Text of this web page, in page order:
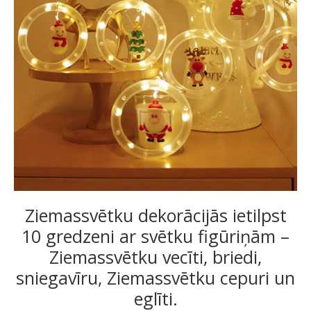
Ziemassvētku dekorācijās ietilpst
10 gredzeni ar svētku figūriņām –
Ziemassvētku vecīti, briedi,
sniegavīru, Ziemassvētku cepuri un
eglīti.